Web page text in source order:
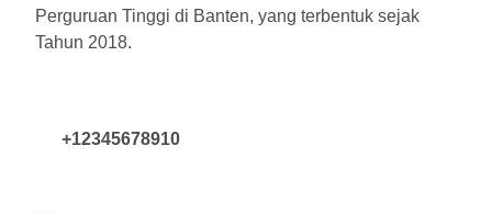
Perguruan Tinggi di Banten, yang terbentuk sejak
Tahun 2018.
+12345678910